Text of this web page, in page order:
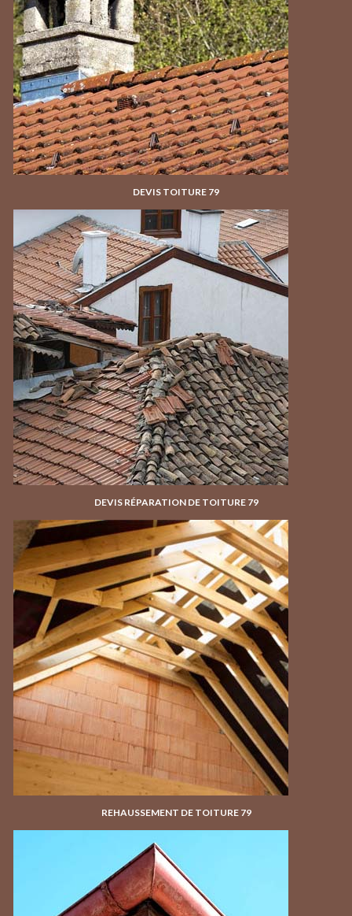
DEVIS TOITURE 79
DEVIS RÉPARATION DE TOITURE 79
REHAUSSEMENT DE TOITURE 79